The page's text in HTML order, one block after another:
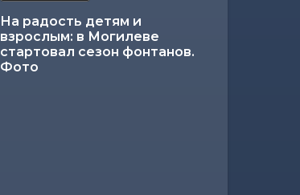
На радость детям и
взрослым: в Могилеве
стартовал сезон фонтанов.
Фото